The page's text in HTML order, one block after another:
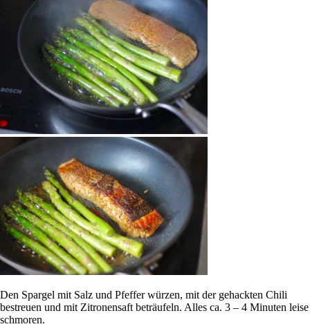
Den Spargel mit Salz und Pfeffer würzen, mit der gehackten Chili
bestreuen und mit Zitronensaft beträufeln. Alles ca. 3 – 4 Minuten leise
schmoren.